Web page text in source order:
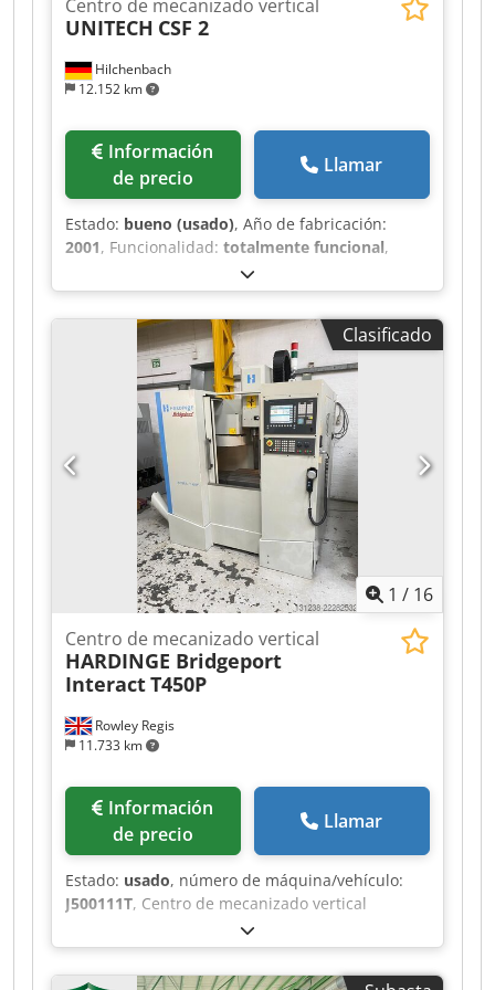
Hilchenbach
12.152 km
Centro de mecanizado vertical
UNITECH CSF 2
de precio
Llamar
Estado: bueno (usado), Año de fabricación:
2001, Funcionalidad: totalmente funcional,
Centro de mecanizado vertical, máquina de tipo
pórtico con 3 ejes. Fabricante: UNITECH
Deutschland Modelo: CFS 2 Año de fabricación:
2001 Control: Heidenhain Recorrido: X Y Z = 1500
x 300 x 300 Tamaño de la mesa: 1800 x 350 mm
Potencia del husillo y velocidades: 6000 rpm
Cono del portaherramientas: SK 40
Equipamiento: con refrigeración interna del
husillo Transportador de virutas Tipo de
construcción: máquina de tipo pórtico
Dodpfxozkhlyo Andewa
Clasificado
1 / 16
Rowley Regis
11.733 km
Centro de mecanizado vertical
HARDINGE Bridgeport
InteractT450P
de precio
Llamar
Estado: usado, número de máquina/vehículo:
J500111T, Centro de mecanizado vertical
Hardinge Bridgeport Interact T450P Control CNC
Siemens 810D Tamaño de la mesa: 500 × 400
mm Recorrido del eje X: 450 mm Recorrido del